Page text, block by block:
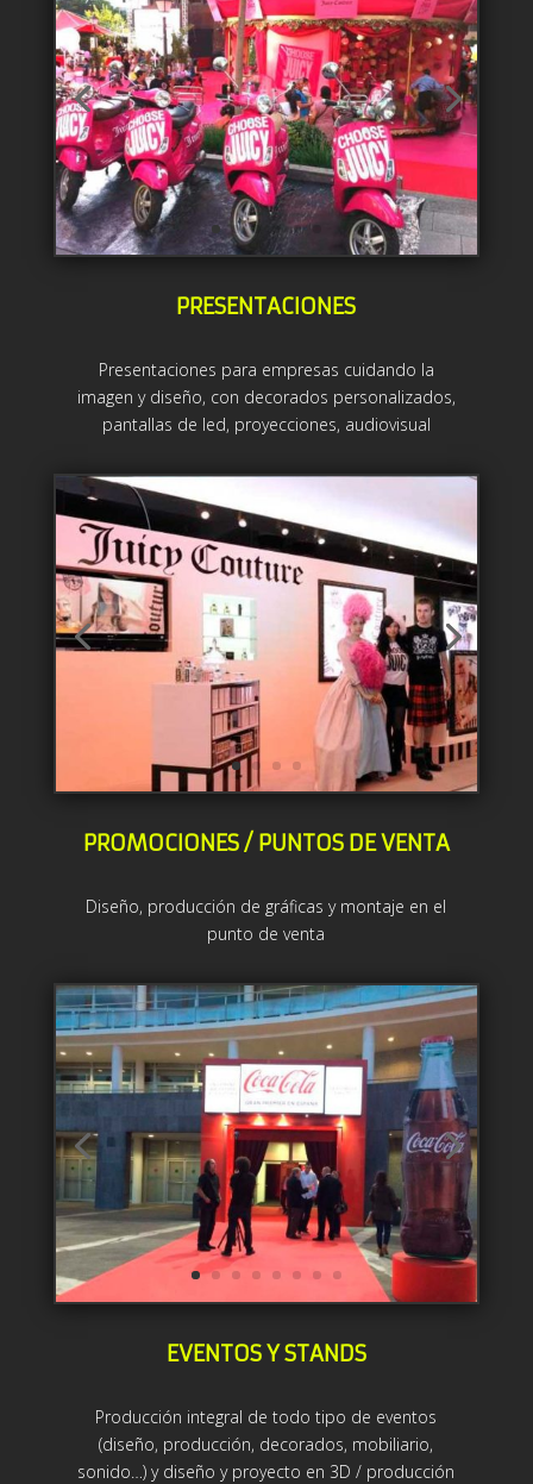
PRESENTACIONES
Presentaciones para empresas cuidando la
imagen y diseño, con decorados personalizados,
pantallas de led, proyecciones, audiovisual
PROMOCIONES / PUNTOS DE VENTA
Diseño, producción de gráficas y montaje en el
punto de venta
EVENTOS Y STANDS
Producción integral de todo tipo de eventos
(diseño, producción, decorados, mobiliario,
sonido…) y diseño y proyecto en 3D / producción